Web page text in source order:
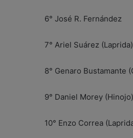
6° José R. Fernández
7° Ariel Suárez (Laprida)
8° Genaro Bustamante
9° Daniel Morey (Hinojo)
10° Enzo Correa